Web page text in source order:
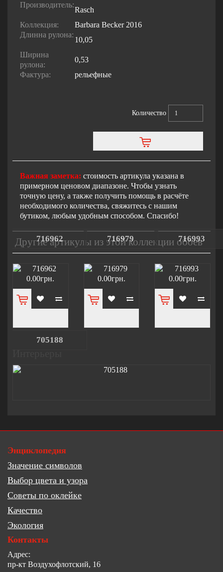
Производитель:
Rasch
Коллекция:
Barbara Becker 2016
Длинна рулона:
10,05
Ширина
рулона:
0,53
Фактура:
рельефные
Количество
Важная заметка: стоимость артикула указана в
примерном ценовом диапазоне. Чтобы узнать
точную цену, а также получить помощь в расчёте
необходимого количества, свяжитесь с нашим
бутиком, любым удобным способом. Спасибо!
Другие артикулы из этой коллекции обоев
716962
0.00грн.
716979
0.00грн.
716993
0.00грн.
705188
Энциклопедия
Значение символов
Выбор цвета и узора
Советы по оклейке
Качество
Экология
Контакты
Адрес:
пр-кт Воздухофлотский, 16